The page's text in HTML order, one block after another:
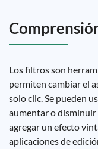
Los filtros son
permiten cambiar el
solo clic. Se pueden
aumentar o disminuir
agregar un efecto
aplicaciones de